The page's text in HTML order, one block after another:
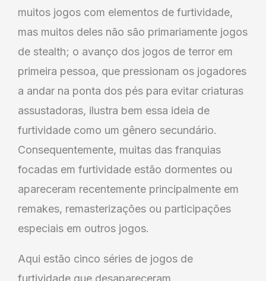
muitos jogos com elementos de furtividade,
mas muitos deles não são primariamente jogos
de stealth; o avanço dos jogos de terror em
primeira pessoa, que pressionam os jogadores
a andar na ponta dos pés para evitar criaturas
assustadoras, ilustra bem essa ideia de
furtividade como um gênero secundário.
Consequentemente, muitas das franquias
focadas em furtividade estão dormentes ou
apareceram recentemente principalmente em
remakes, remasterizações ou participações
especiais em outros jogos.
Aqui estão cinco séries de jogos de
furtividade que desapareceram